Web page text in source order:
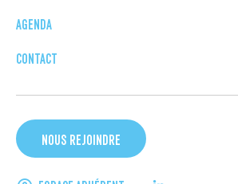
AGENDA
CONTACT
NOUS REJOINDRE